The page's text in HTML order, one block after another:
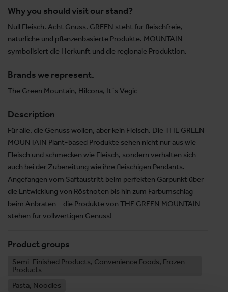
Why you should visit our stand?
Null Fleisch. Ächt Gnuss. GREEN steht für fleischfreie,
natürliche und pflanzenbasierte Produkte. MOUNTAIN
symbolisiert die Herkunft und die regionale Produktion.
Brands we represent.
The Green Mountain, Hilcona, It´s Vegic
Description
Für alle, die Genuss wollen, aber kein Fleisch. Die THE GREEN
MOUNTAIN Plant-based Produkte sehen nicht nur aus wie
Fleisch und schmecken wie Fleisch, sondern verhalten sich
auch bei der Zubereitung wie ihre fleischigen Pendants.
Angefangen vom Saftaustritt beim perfekten Garpunkt über
die Entwicklung von Röstnoten bis hin zum Farbumschlag
beim Anbraten – die Produkte von THE GREEN MOUNTAIN
stehen für vollwertigen Genuss!
Product groups
Semi-Finished Products, Convenience Foods, Frozen
Products
Pasta, Noodles